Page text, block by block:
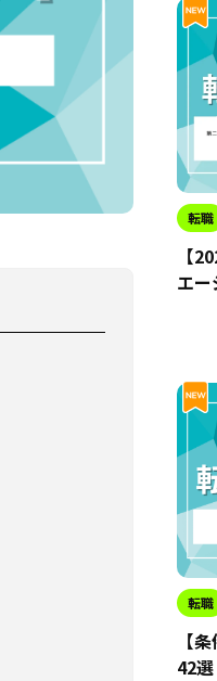
転職
【
エ
ら
転職
【
42